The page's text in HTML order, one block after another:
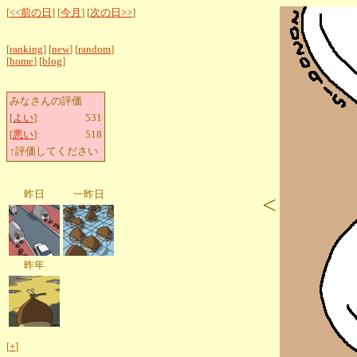
[<<前の日 ] [今月 ] [次の日>>]
[ranking] [new] [random]
[home] [blog]
みなさんの評価
[よい]:
531
[悪い]:
518
↑評価してください
昨日 一昨日
昨年
[+]
<